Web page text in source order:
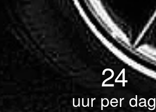
24
uur per dag